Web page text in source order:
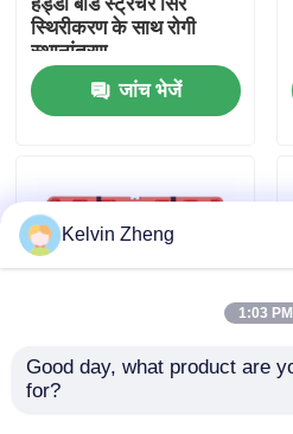
कारखाने का दौरा
गुणवत्ता नियंत्रण
हमसे संपर्क करें
समाचार
स्थिरीकरण के साथ रोगी
स्थानांतरण
जांच भेजें
191x 47 X 3cm 159 Kg
Kelvin Zheng
1:03 PM
Good day, what product are
for?